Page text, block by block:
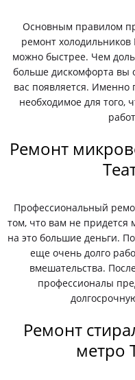
Основным правилом
ремонт
можно быстрее. Чем
больше дискомфорта вы
вас появляется. Именно
необходимое для того,
Ремонт
Профессиональный
том, что вам не придется
на это большие деньги.
еще очень долго
вмешательства.
профессионалы
Ремонт
метро